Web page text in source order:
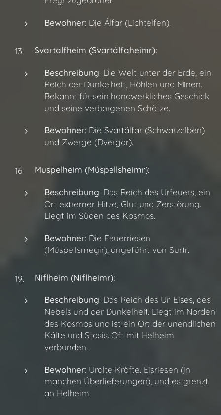
Bewohner: Die Álfar (Lichtelfen).
Svartalfheim (Svartálfaheimr):
Beschreibung: Die Welt unter der Erde, ein
Reich der Dunkelheit, Höhlen und Minen.
Bekannt für sein handwerkliches Geschick
und seine verborgenen Schätze.
Bewohner: Die Svartálfar (Schwarzalben)
und Zwerge (Dvergar).
Muspelheim (Múspellsheimr):
Beschreibung: Das Reich des Urfeuers, ein
Ort extremer Hitze, Glut und Zerstörung.
Liegt im Süden des Kosmos.
Bewohner: Die Feuerriesen
(Múspellsmegir), angeführt von Surtr.
Niflheim (Niflheimr):
Beschreibung: Das Reich des Ur-Eises, des
Nebels und der Dunkelheit. Liegt im Norden
des Kosmos und ist ein Ort der unendlichen
Kälte und Stasis. Oft mit Helheim
verbunden.
Bewohner: Uralte Kräfte, Eisriesen (in
manchen Überlieferungen), und es grenzt
an Helheim.